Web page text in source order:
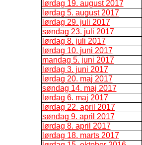
lørdag 19. august 2017
lørdag 5. august 2017
lørdag 29. juli 2017
søndag 23. juli 2017
lørdag 8. juli 2017
lørdag 10. juni 2017
mandag 5. juni 2017
lørdag 3. juni 2017
lørdag 20. maj 2017
søndag 14. maj 2017
lørdag 6. maj 2017
lørdag 22. april 2017
søndag 9. april 2017
lørdag 8. april 2017
lørdag 18. marts 2017